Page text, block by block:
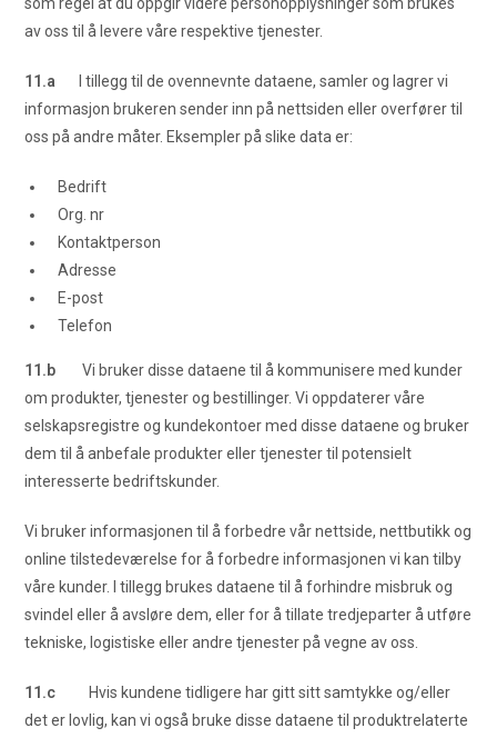
av oss til å levere våre respektive tjenester.
11.a I tillegg til de ovennevnte dataene, samler og lagrer vi
informasjon brukeren sender inn på nettsiden eller overfører til
oss på andre måter. Eksempler på slike data er:
Bedrift
Org. nr
Kontaktperson
Adresse
E-post
Telefon
11.b Vi bruker disse dataene til å kommunisere med kunder
om produkter, tjenester og bestillinger. Vi oppdaterer våre
selskapsregistre og kundekontoer med disse dataene og bruker
dem til å anbefale produkter eller tjenester til potensielt
interesserte bedriftskunder.
Vi bruker informasjonen til å forbedre vår nettside, nettbutikk og
online tilstedeværelse for å forbedre informasjonen vi kan tilby
våre kunder. I tillegg brukes dataene til å forhindre misbruk og
svindel eller å avsløre dem, eller for å tillate tredjeparter å utføre
tekniske, logistiske eller andre tjenester på vegne av oss.
11.c Hvis kundene tidligere har gitt sitt samtykke og/eller
det er lovlig, kan vi også bruke disse dataene til produktrelaterte